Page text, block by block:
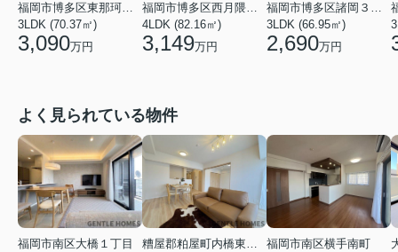
3LDK (70.37㎡)
3,090万円
4LDK (82.16㎡)
3,149万円
3LDK (66.95㎡)
2,690万円
よく見られている物件
福岡市南区大橋１丁目
福岡市南区横手南町